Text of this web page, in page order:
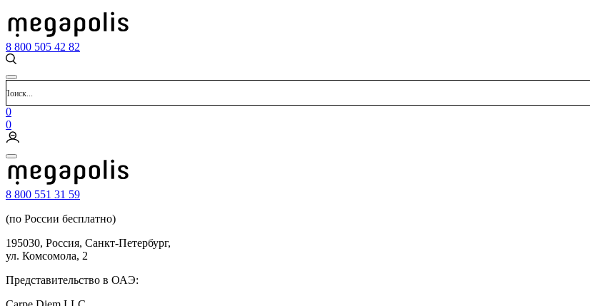
8 800 505 42 82
0
0
8 800 551 31 59
(по России бесплатно)
195030, Россия, Санкт-Петербург,
ул. Комсомола, 2
Представительство в ОАЭ: